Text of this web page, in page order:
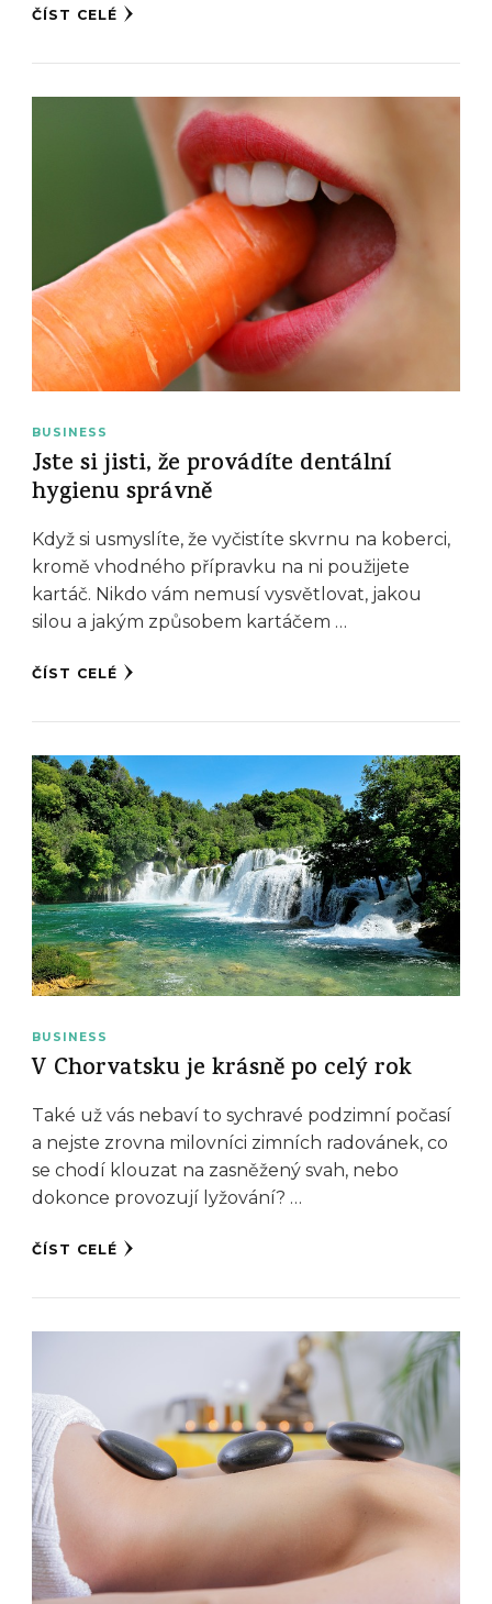
ČÍST CELÉ
BUSINESS
Jste si jisti, že provádíte dentální
hygienu správně
Když si usmyslíte, že vyčistíte skvrnu na koberci,
kromě vhodného přípravku na ni použijete
kartáč. Nikdo vám nemusí vysvětlovat, jakou
silou a jakým způsobem kartáčem …
ČÍST CELÉ
BUSINESS
V Chorvatsku je krásně po celý rok
Také už vás nebaví to sychravé podzimní počasí
a nejste zrovna milovníci zimních radovánek, co
se chodí klouzat na zasněžený svah, nebo
dokonce provozují lyžování? …
ČÍST CELÉ